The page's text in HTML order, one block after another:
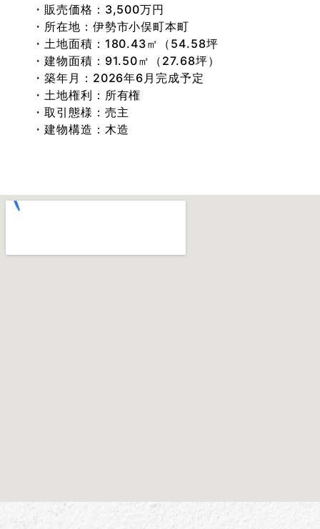
販売価格：3,500万円
所在地：伊勢市小俣町本町
土地面積：180.43㎡（54.58坪
建物面積：91.50㎡（27.68坪）
築年月：2026年6月完成予定
土地権利：所有権
取引態様：売主
建物構造：木造